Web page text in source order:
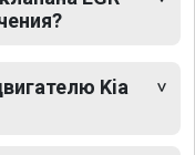
Kia